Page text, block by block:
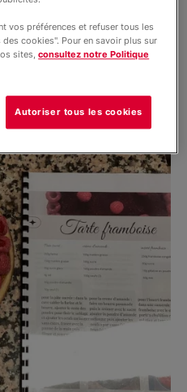
vos préférences et refuser tous les
cookies". Pour en savoir plus sur
sites,consultez notre Politique
Autoriser tous les cookies